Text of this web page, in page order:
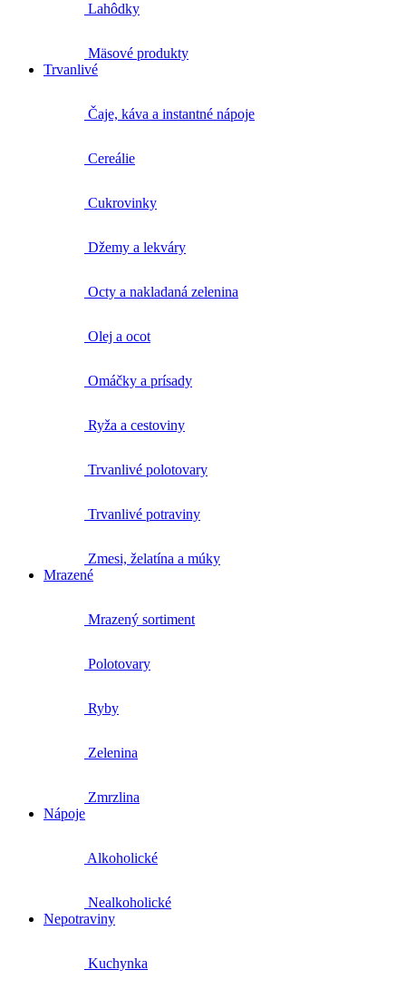
Lahôdky
Mäsové produkty
Trvanlivé
Čaje, káva a instantné nápoje
Cereálie
Cukrovinky
Džemy a lekváry
Octy a nakladaná zelenina
Olej a ocot
Omáčky a prísady
Ryža a cestoviny
Trvanlivé polotovary
Trvanlivé potraviny
Zmesi, želatína a múky
Mrazené
Mrazený sortiment
Polotovary
Ryby
Zelenina
Zmrzlina
Nápoje
Alkoholické
Nealkoholické
Nepotraviny
Kuchynka